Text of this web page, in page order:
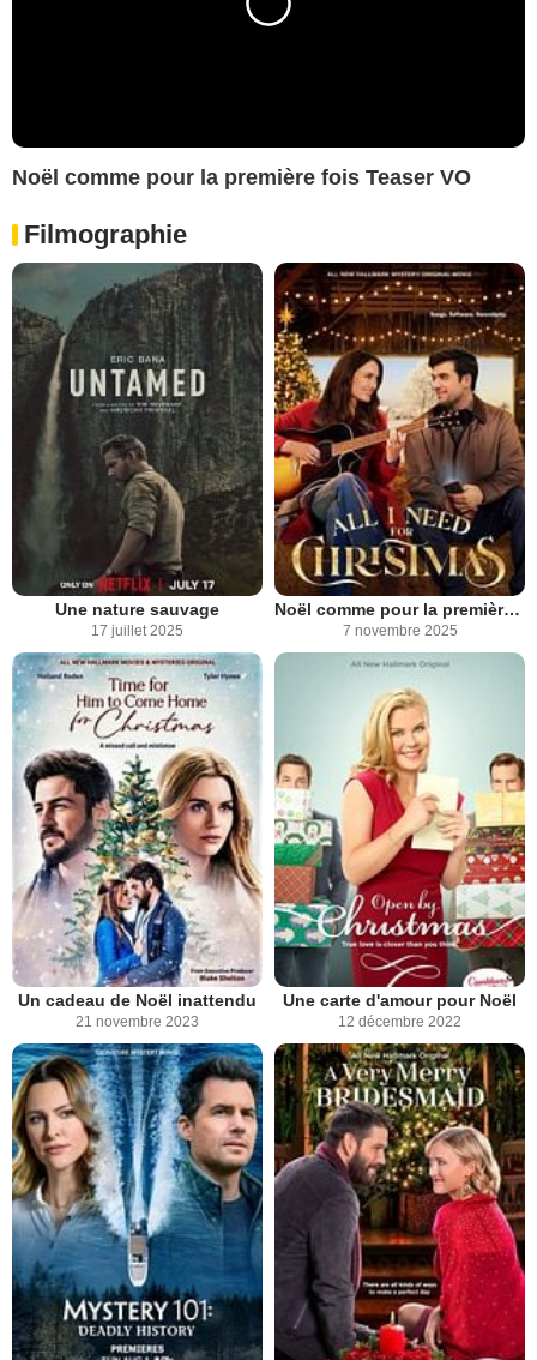
Noël comme pour la première fois Teaser VO
Filmographie
Une nature sauvage
17 juillet 2025
Noël comme pour la première fois
7 novembre 2025
Un cadeau de Noël inattendu
21 novembre 2023
Une carte d'amour pour Noël
12 décembre 2022